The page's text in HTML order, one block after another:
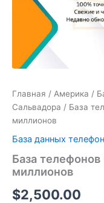
Главная / Америка /
Сальвадора / База
миллионов
База данных
База
миллионов
$2,500.00
миллионов